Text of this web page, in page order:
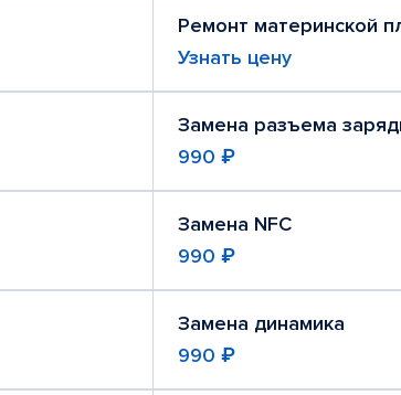
Ремонт материнской
Узнать цену
Замена разъема
990 ₽
Замена NFC
990 ₽
Замена динамика
990 ₽